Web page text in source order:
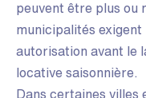
peuvent être plus ou
municipalités exigent
autorisation avant le
locative saisonnière.
Dans certaines villes